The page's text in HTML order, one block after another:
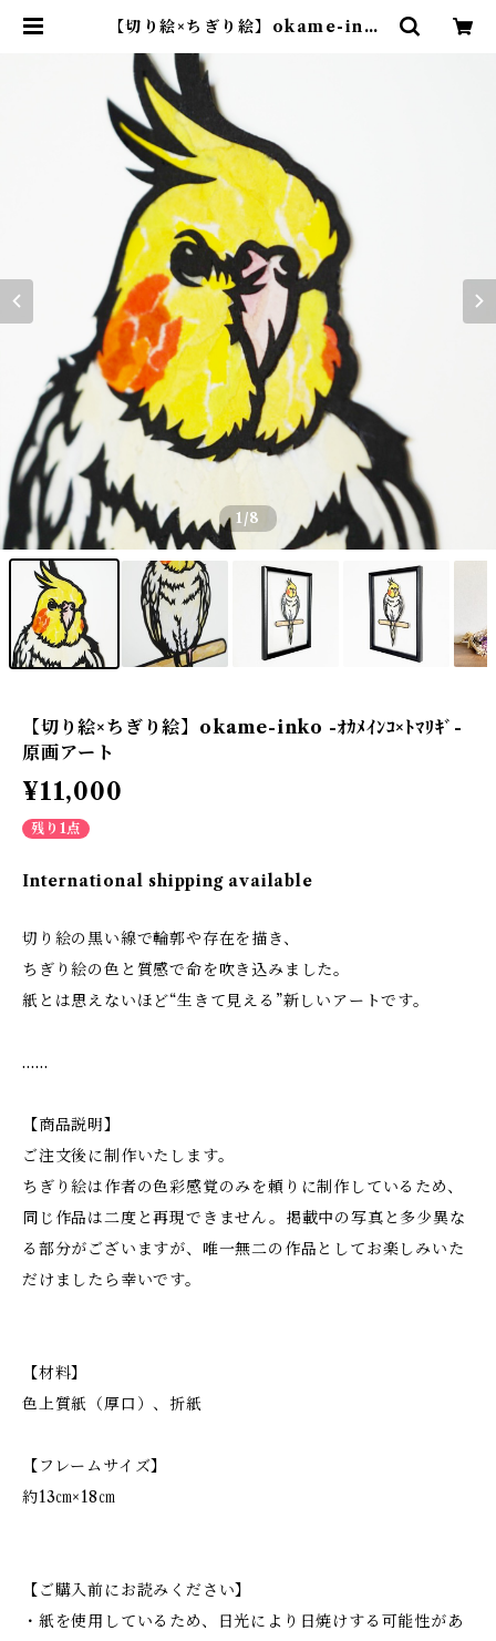
【切り絵×ちぎり絵】okame-inko
おくりもの
1/8
【切り絵×ちぎり絵】okame-inko -ｵｶﾒｲﾝｺ×ﾄﾏﾘｷﾞ-
原画アート
¥11,000
残り1点
International shipping available
切り絵の黒い線で輪郭や存在を描き、
ちぎり絵の色と質感で命を吹き込みました。
紙とは思えないほど“生きて見える”新しいアートです。
……
【商品説明】
ご注文後に制作いたします。
ちぎり絵は作者の色彩感覚のみを頼りに制作しているため、
同じ作品は二度と再現できません。掲載中の写真と多少異な
る部分がございますが、唯一無二の作品としてお楽しみいた
だけましたら幸いです。
【材料】
色上質紙（厚口）、折紙
【フレームサイズ】
約13㎝×18㎝
【ご購入前にお読みください】
・紙を使用しているため、日光により日焼けする可能性があ